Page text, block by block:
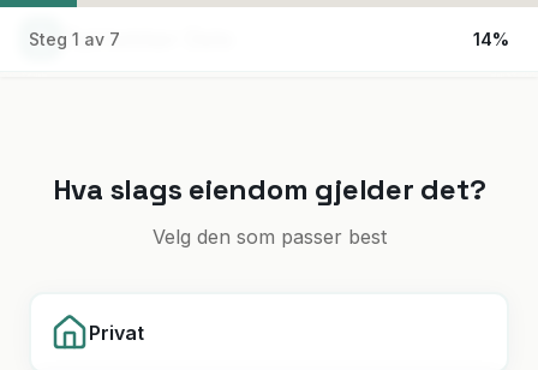
Taktekker Oslo
Steg 1 av 7 14%
Hva slags eiendom gjelder det?
Velg den som passer best
Privat